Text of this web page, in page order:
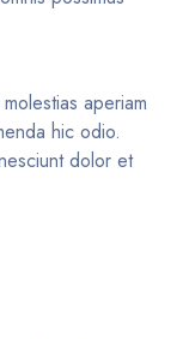
aperiam
hic odio.
dolor et